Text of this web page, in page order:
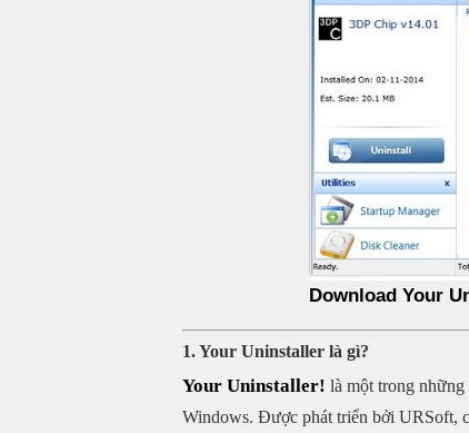
Download Your
1. Your Uninstaller là gì?
Your Uninstaller! là một trong những
Windows. Được phát triển bởi URSoft,